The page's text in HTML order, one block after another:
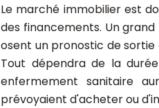
Le marché immobilier est
des financements. Un
osent un pronostic de sortie
Tout dépendra de la
enfermement sanitaire
prévoyaient d'acheter ou